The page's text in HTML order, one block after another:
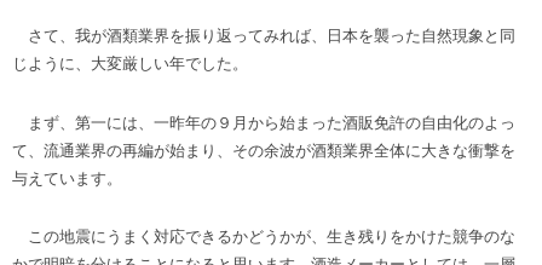
さて、我が酒類業界を振り返ってみれば、日本を襲った自然現象と同
じように、大変厳しい年でした。
まず、第一には、一昨年の９月から始まった酒販免許の自由化のよっ
て、流通業界の再編が始まり、その余波が酒類業界全体に大きな衝撃を
与えています。
この地震にうまく対応できるかどうかが、生き残りをかけた競争のな